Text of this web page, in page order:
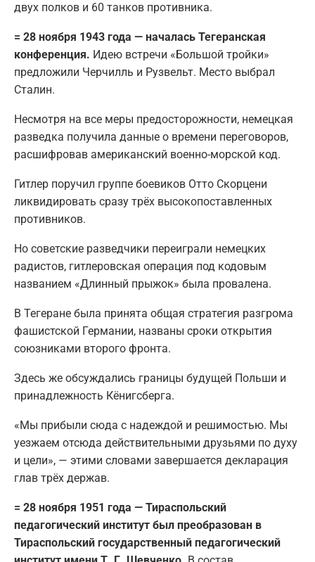
двух полков и 60 танков противника.
= 28 ноября 1943 года — началась Тегеранская
конференция. Идею встречи «Большой тройки»
предложили Черчилль и Рузвельт. Место выбрал
Сталин.
Несмотря на все меры предосторожности, немецкая
разведка получила данные о времени переговоров,
расшифровав американский военно-морской код.
Гитлер поручил группе боевиков Отто Скорцени
ликвидировать сразу трёх высокопоставленных
противников.
Но советские разведчики переиграли немецких
радистов, гитлеровская операция под кодовым
названием «Длинный прыжок» была провалена.
В Тегеране была принята общая стратегия разгрома
фашистской Германии, названы сроки открытия
союзниками второго фронта.
Здесь же обсуждались границы будущей Польши и
принадлежность Кёнигсберга.
«Мы прибыли сюда с надеждой и решимостью. Мы
уезжаем отсюда действительными друзьями по духу
и цели», — этими словами завершается декларация
глав трёх держав.
= 28 ноября 1951 года — Тираспольский
педагогический институт был преобразован в
Тираспольский государственный педагогический